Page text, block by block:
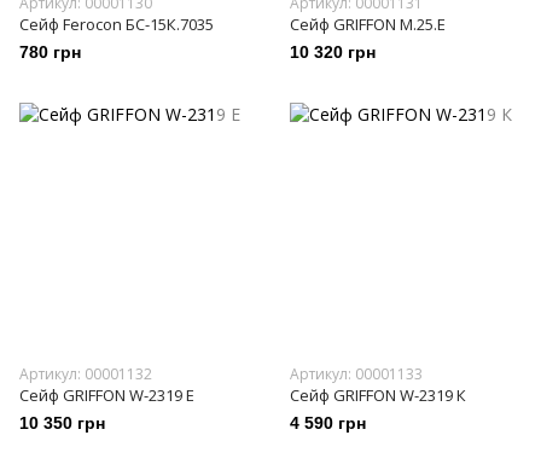
Сейф Ferocon БС-15К.7035
780 грн
Сейф GRIFFON M.25.Е
10 320 грн
Артикул: 00001132
Сейф GRIFFON W-2319 Е
10 350 грн
Артикул: 00001133
Сейф GRIFFON W-2319 К
4 590 грн